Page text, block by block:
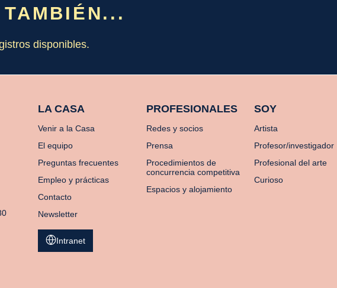
disponibles.
LA CASA
Venir a la Casa
El equipo
Preguntas frecuentes
Empleo y prácticas
Contacto
Newsletter
PROFESIONALES
Redes y socios
Prensa
Procedimientos de
concurrencia competitiva
Espacios y alojamiento
SOY
Artista
Profesor/investigador
Profesional del arte
Curioso
Intranet